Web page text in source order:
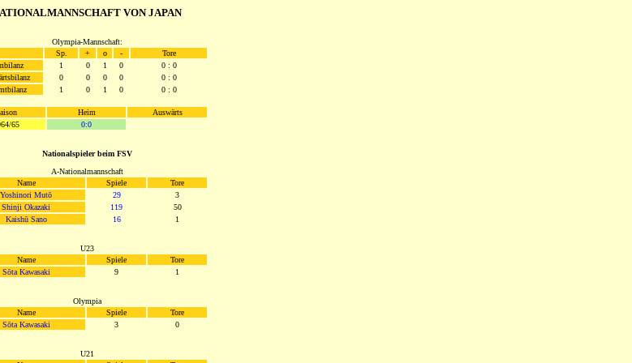
VON JAPAN
Olympia-Mannschaft:
Sp.
+ o -
Tore
1 0 1 0
0 : 0
0 0 0 0
0 : 0
1 0 1 0 0 : 0
Heim
Auswärts
65
0:0
Nationalspieler beim FSV
A-Nationalmannschaft
Name
Spiele
Tore
Yoshinori Mutō
29
3
Shinji Okazaki
119
50
Kaishū Sano
16 1
U23
Name
Spiele
Tore
Sōta Kawasaki
9 1
Olympia
Name
Spiele
Tore
Sōta Kawasaki
3 0
U21